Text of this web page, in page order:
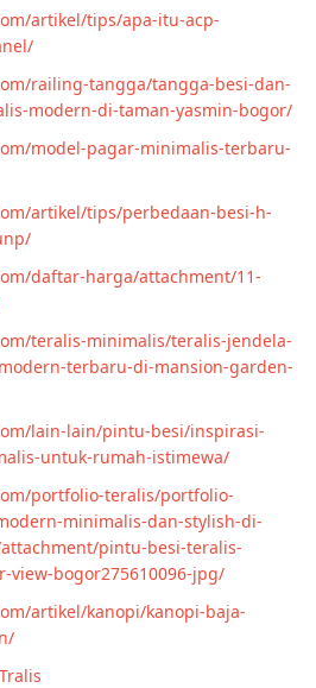
artikel/tips/apa-itu-acp-
railing-tangga/tangga-besi-dan-
modern-di-taman-yasmin-bogor/
model-pagar-minimalis-terbaru-
artikel/tips/perbedaan-besi-h-
daftar-harga/attachment/11-
teralis-minimalis/teralis-jendela-
terbaru-di-mansion-garden-
lain-lain/pintu-besi/inspirasi-
untuk-rumah-istimewa/
portfolio-teralis/portfolio-
minimalis-dan-stylish-di-
pintu-besi-teralis-
view-bogor275610096-jpg/
artikel/kanopi/kanopi-baja-